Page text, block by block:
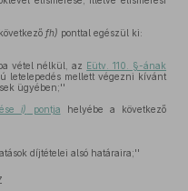
fh) ponttal egészül ki:
vétel nélkül, az Eütv. 110. §-ának
letelepedés mellett végezni kívánt
ügyében;''
i) pontja helyébe a következő
díjtételei alsó határaira;''